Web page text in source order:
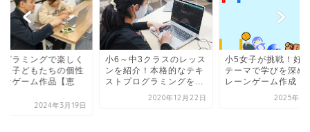
グラミングで楽しく
！子どもたちの個性
なゲーム作品【恵
2024年3月19日
小6～中3クラスのレッス
ンを紹介！本格的なテキ
ストプログラミングを...
2020年12月22日
小5女子が挑戦！好
テーマで学びを深め
レーンゲーム作成
2025年9